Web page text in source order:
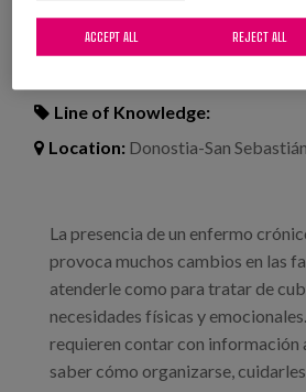
Date:
Line of Knowledge:
Location: Donostia-San Sebastián
La presencia de un enfermo
provoca muchos cambios en las
atenderle como para tratar de
necesidades físicas y
requieren contar con información
saber cómo organizarse,
REJECT ALL
ACCEPT ALL